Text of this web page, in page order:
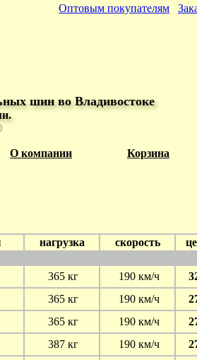
Оптовым покупателям
шин во Владивостоке
О компании Корзина
нагрузка скорость
365 кг 190 км/ч
365 кг 190 км/ч
365 кг 190 км/ч
387 кг 190 км/ч